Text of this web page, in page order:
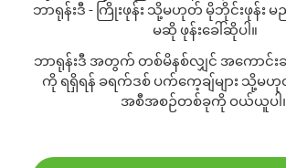
ဘာရုန်းဒီ - ကြိုးဖုန်း သို့မဟုတ် မိုဘိုင်းဖုန်
မဆို ဖုန်းခေါ်ဆိုပါ။
ဘာရုန်းဒီ အတွက် တစ်မိနစ်လျှင် အကောင်းဆုံး
ကို ရရှိရန် ခရက်ဒစ် ပက်ကေ့ချ်များ သို့မဟု
အစီအစဉ်တစ်ခုကို ဝယ်ယူပါ